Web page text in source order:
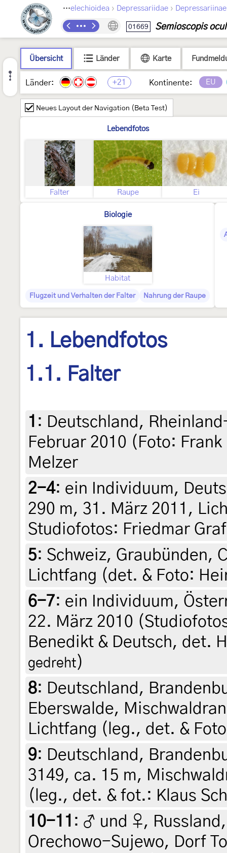
Lepidoptera › Gelechioidea › Depressariidae › Depressariinae
01669 Semioscopis
Übersicht Länder Karte
Länder: +21 Kontinente: EU
Neues Layout der Navigation (Beta Test)
Lebendfotos
Falter Raupe Ei
Biologie
Habitat
Flugzeit und Verhalten der Falter Nahrung der Raupe
1. Lebendfotos
1.1. Falter
1 : Deutschland,
Februar 2010 (Foto:
Melzer
2-4: ein Individuum,
290 m, 31. März 2011,
Studiofotos: Friedmar
5: Schweiz, Graubünden,
Lichtfang (det. & Foto:
6-7: ein Individuum,
22. März 2010
Benedikt & Deutsch, det.
gedreht)
8: Deutschland,
Eberswalde,
Lichtfang (leg., det. &
9: Deutschland,
3149, ca. 15 m,
(leg., det. & fot.: Klaus
10-11 : ♂ und ♀,
Orechowo-Sujewo, Dorf